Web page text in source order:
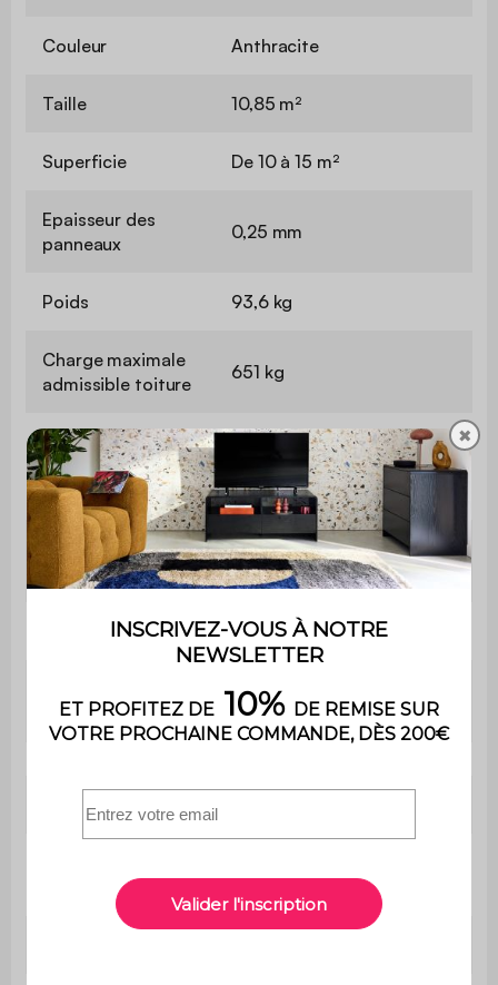
Couleur Anthracite
Taille 10,85 m²
Superficie De 10 à 15 m²
Epaisseur des
panneaux
0,25 mm
Poids 93,6 kg
Charge maximale
admissible toiture
651 kg
Montage
Le montage est très
simple, une notice est
fournie
Temps
d'installation
8 h
Utilisation Extérieure
Usage
usage domestique
uniquement
Garantie
(débords toit compris)
✖